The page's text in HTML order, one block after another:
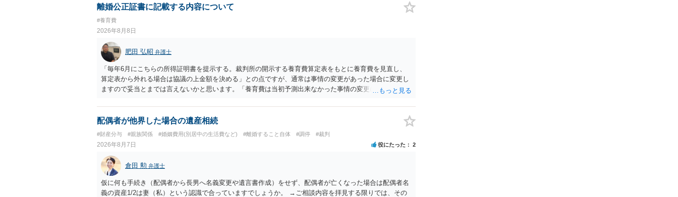
離婚公正証書に記載する内容について
#養育費
2026年8月8日
肥田 弘昭 弁護士
「毎年6月にこちらの所得証明書を提示する。裁判所の開示する養育費算定表をもとに養育費を見直し、
算定表から外れる場合は協議の上金額を決める」との点ですが、通常は事情の変更があった場合に変更し
ますので妥当とまでは言えないかと思います。「養育費は当初予測出来なかった事情の変更により双方協
く事になり、上記のような文言が無くても養育費の見直しは適宜出来るかと思うのですが違うのでしょう
か？との点はそのとおりかと思います。養育費は事情の変更があった場合に変更するので毎年見直すこと
配偶者が他界した場合の遺産相続
#財産分与 #親族関係 #婚姻費用(別居中の生活費など) #離婚すること自体 #調停 #裁判
2026年8月7日 役にたった 2
倉田 勲 弁護士
仮に何も手続き（配偶者から長男へ名義変更や遺言書作成）をせず、配偶者が亡くなった場合は配偶者名
義の資産1/2は妻（私）という認識で合っていますでしょうか。 →ご相談内容を拝見する限りでは、その